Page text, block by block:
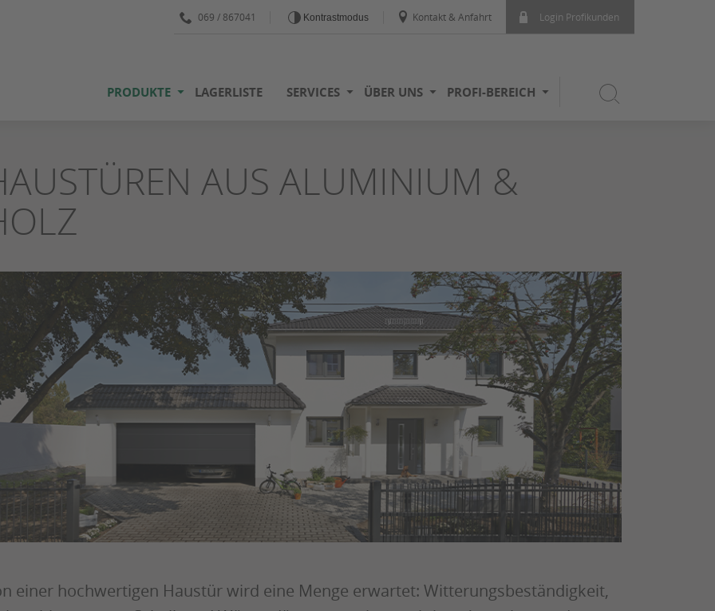
069 / 867041 Kontrastmodus Kontakt & Anfahrt Login Profikunden
PRODUKTE LAGERLISTE SERVICES ÜBER UNS PROFI-BEREICH
AUS ALUMINIUM &
einer hochwertigen Haustür wird eine Menge erwartet: Witterungsbeständigkeit,